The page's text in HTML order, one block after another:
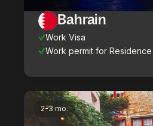
Bahrain
Work Visa
Work permit for
2-3 mo.